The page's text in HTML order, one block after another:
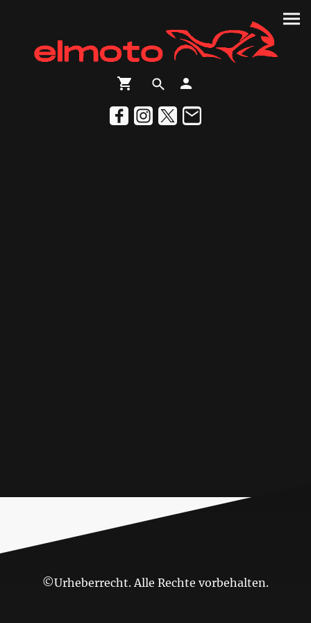
©Urheberrecht. Alle Rechte vorbehalten.